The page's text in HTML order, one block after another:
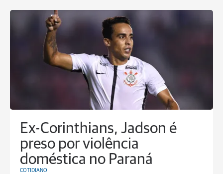
Ex-Corinthians, Jadson é
preso por violência
doméstica no Paraná
COTIDIANO